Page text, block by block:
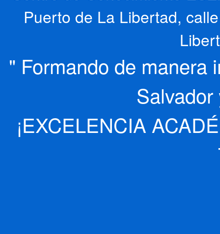
Puerto de La Libertad,
" Formando de manera
¡EXCELENCIA